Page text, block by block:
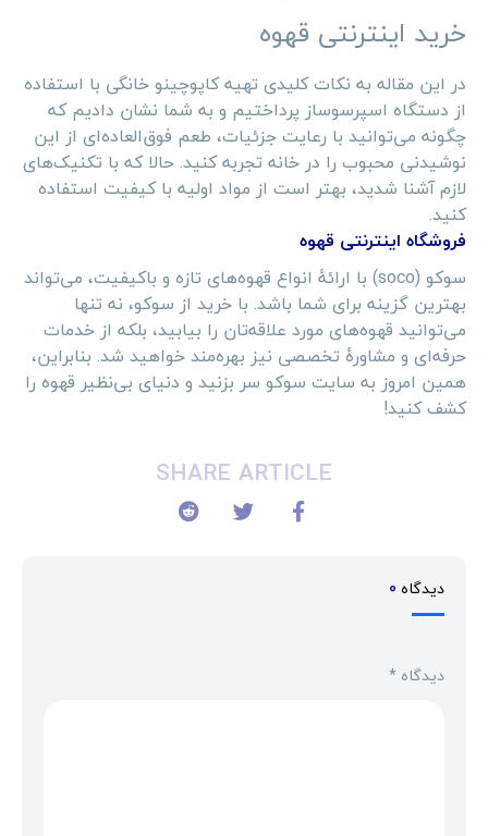
خرید اینترنتی قهوه
در این مقاله به نکات کلیدی تهیه کاپوچینو خانگی با استفاده
از دستگاه اسپرسوساز پرداختیم و به شما نشان دادیم که
چگونه می‌توانید با رعایت جزئیات، طعم فوق‌العاده‌ای از این
نوشیدنی محبوب را در خانه تجربه کنید. حالا که با تکنیک‌های
لازم آشنا شدید، بهتر است از مواد اولیه با کیفیت استفاده
کنید.
فروشگاه اینترنتی قهوه
سوکو (soco) با ارائهٔ انواع قهوه‌های تازه و باکیفیت، می‌تواند
بهترین گزینه برای شما باشد. با خرید از سوکو، نه تنها
می‌توانید قهوه‌های مورد علاقه‌تان را بیابید، بلکه از خدمات
حرفه‌ای و مشاورهٔ تخصصی نیز بهره‌مند خواهید شد. بنابراین،
همین امروز به سایت سوکو سر بزنید و دنیای بی‌نظیر قهوه را
کشف کنید!
SHARE ARTICLE
دیدگاه 0
دیدگاه *